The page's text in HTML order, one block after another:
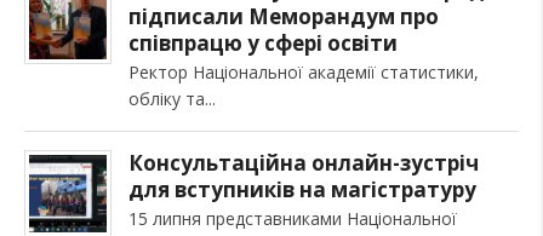
підписали Меморандум про
співпрацю у сфері освіти
Ректор Національної академії статистики,
обліку та
Консультаційна онлайн-зустріч
для вступників на магістратуру
15 липня представниками Національної